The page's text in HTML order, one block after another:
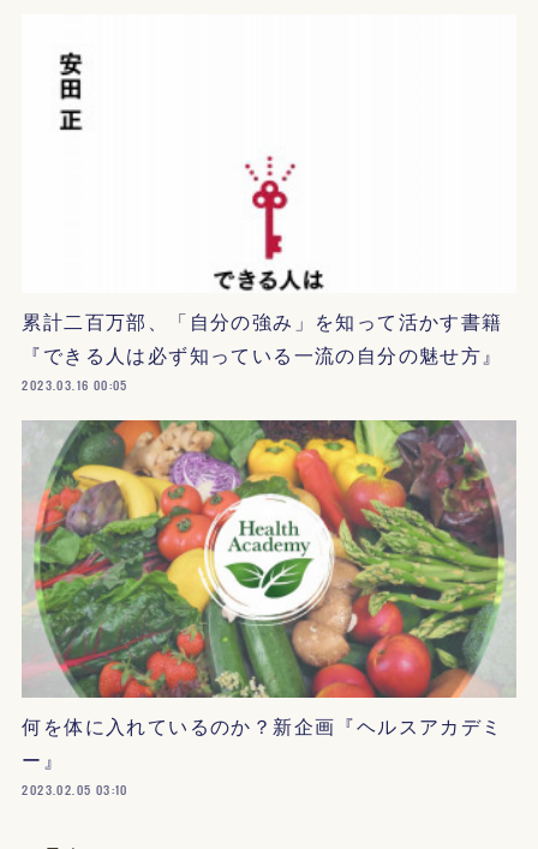
累計二百万部、「自分の強み」を知って活かす書籍
『できる人は必ず知っている一流の自分の魅せ方』
2023.03.16 00:05
何を体に入れているのか？新企画『ヘルスアカデミ
ー』
2023.02.05 03:10